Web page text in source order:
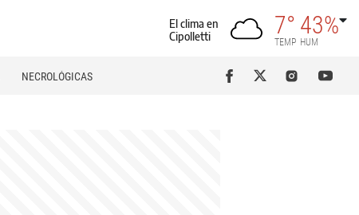
El clima en
Cipolletti
7°
TEMP
43%
HUM
NECROLÓGICAS